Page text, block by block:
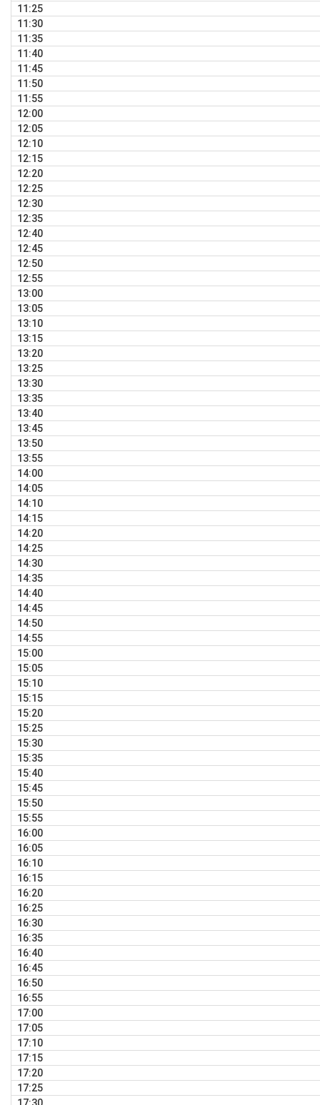
11:25
11:30
11:35
11:40
11:45
11:50
11:55
12:00
12:05
12:10
12:15
12:20
12:25
12:30
12:35
12:40
12:45
12:50
12:55
13:00
13:05
13:10
13:15
13:20
13:25
13:30
13:35
13:40
13:45
13:50
13:55
14:00
14:05
14:10
14:15
14:20
14:25
14:30
14:35
14:40
14:45
14:50
14:55
15:00
15:05
15:10
15:15
15:20
15:25
15:30
15:35
15:40
15:45
15:50
15:55
16:00
16:05
16:10
16:15
16:20
16:25
16:30
16:35
16:40
16:45
16:50
16:55
17:00
17:05
17:10
17:15
17:20
17:25